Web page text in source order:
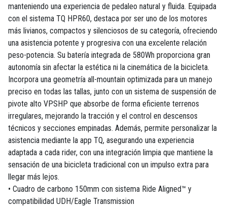
manteniendo una experiencia de pedaleo natural y fluida. Equipada
con el sistema TQ HPR60, destaca por ser uno de los motores
más livianos, compactos y silenciosos de su categoría, ofreciendo
una asistencia potente y progresiva con una excelente relación
peso-potencia. Su batería integrada de 580Wh proporciona gran
autonomía sin afectar la estética ni la cinemática de la bicicleta.
Incorpora una geometría all-mountain optimizada para un manejo
preciso en todas las tallas, junto con un sistema de suspensión de
pivote alto VPSHP que absorbe de forma eficiente terrenos
irregulares, mejorando la tracción y el control en descensos
técnicos y secciones empinadas. Además, permite personalizar la
asistencia mediante la app TQ, asegurando una experiencia
adaptada a cada rider, con una integración limpia que mantiene la
sensación de una bicicleta tradicional con un impulso extra para
llegar más lejos.
• Cuadro de carbono 150mm con sistema Ride Aligned™ y
compatibilidad UDH/Eagle Transmission